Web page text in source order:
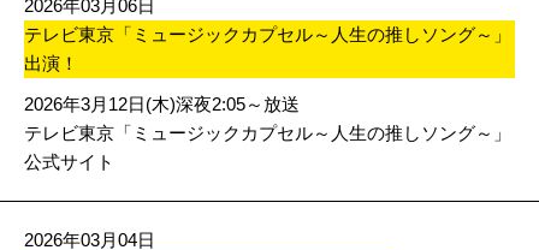
2026年03月06日
テレビ東京「ミュージックカプセル～人生の推しソング～」
出演！
2026年3月12日(木)深夜2:05～放送
テレビ東京「ミュージックカプセル～人生の推しソング～」
公式サイト
2026年03月04日